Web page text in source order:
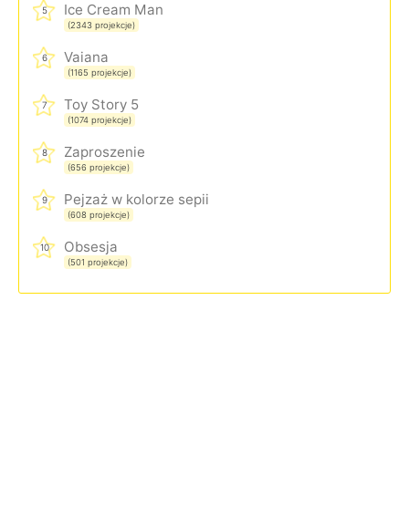
5 Ice Cream Man
(2343 projekcje)
6 Vaiana
(1165 projekcje)
7 Toy Story 5
(1074 projekcje)
8 Zaproszenie
(656 projekcje)
9 Pejzaż w kolorze sepii
(608 projekcje)
10 Obsesja
(501 projekcje)